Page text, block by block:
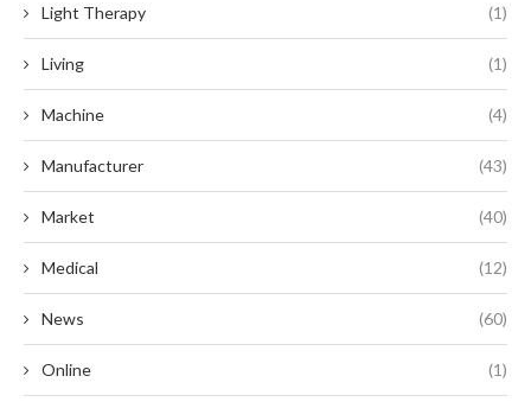
Light Therapy (1)
Living (1)
Machine (4)
Manufacturer (43)
Market (40)
Medical (12)
News (60)
Online (1)